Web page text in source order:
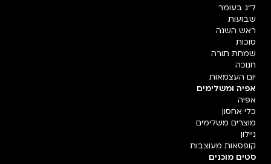
ל"ג בעומר
שבועות
ראש השנה
סוכות
שמחת תורה
חנוכה
יום העצמאות
אפיה ומשלימים
אפיה
כלי אחסון
מוצרים משלימים
ניילון
קופסאות מעוצבות
סטים מוכנים